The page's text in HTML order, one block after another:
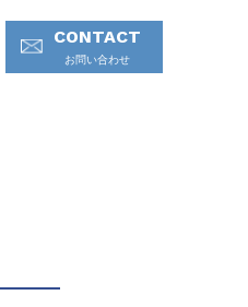
CONTACT
お問い合わせ